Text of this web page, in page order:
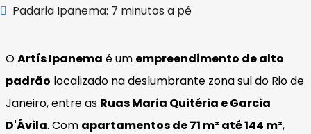
Padaria Ipanema: 7 minutos a pé
OArtís Ipanema é um empreendimento de alto
padrão localizado na deslumbrante zona sul do Rio de
Janeiro, entre as Ruas Maria Quitéria e Garcia
D'Ávila. Com apartamentos de 71 m² até 144 m²,